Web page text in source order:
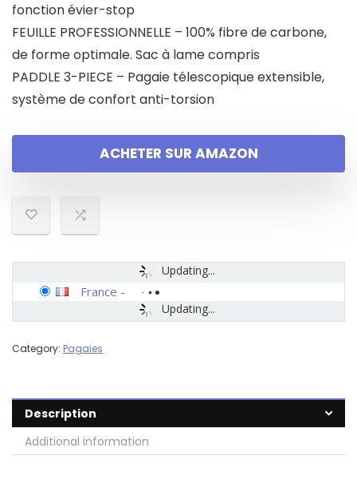
fonction évier-stop
FEUILLE PROFESSIONNELLE – 100% fibre de carbone,
de forme optimale. Sac à lame compris
PADDLE 3-PIECE – Pagaie télescopique extensible,
système de confort anti-torsion
ACHETER SUR AMAZON
Updating...
Updating...
France -
Category: Pagaies
Description
Additional information